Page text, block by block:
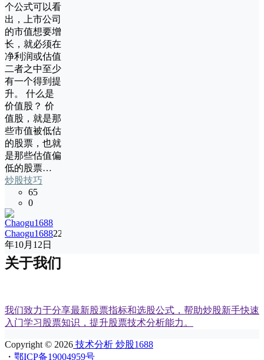
个公式可以看
出，上市公司
的市值想要增
长，就必须在
净利润或估值
二者之中至少
有一个得到提
升。 什么是
价值股？ 价
值股，就是那
些市值被低估
的股票，也就
是那些估值偏
低的股票…
炒股技巧
65
0
Chaogu168822
年10月12日
关于我们
我们致力于分享最新股票指标和选股公式，帮助炒股新手快速
入门学习股票知识，提升股票技术分析能力。
Copyright © 2026 技术分析 炒股1688
・ 鄂ICP备19004959号